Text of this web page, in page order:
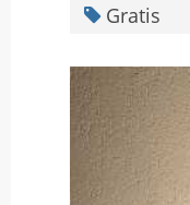
Gratis